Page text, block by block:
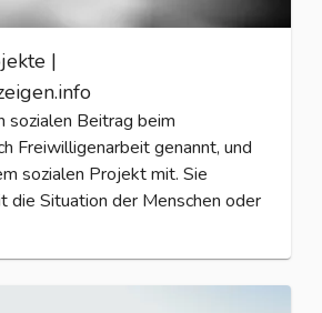
|
sozialen Beitrag beim
Freiwilligenarbeit genannt, und
sozialen Projekt mit. Sie
die Situation der Menschen oder